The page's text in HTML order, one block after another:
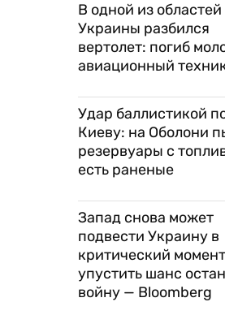
В одной из областей
Украины разбился
вертолет: погиб
авиационный
Удар баллистикой
Киеву: на Оболони
резервуары с
есть раненые
Запад снова может
подвести Украину в
критический
упустить шанс
войну — Bloomberg